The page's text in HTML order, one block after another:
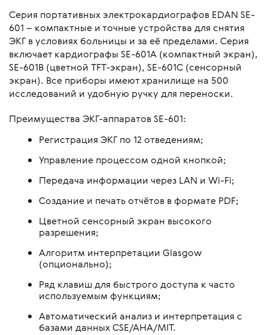
Серия портативных электрокардиографов EDAN SE-
601 – компактные и точные устройства для снятия
ЭКГ в условиях больницы и за её пределами. Серия
включает кардиографы SE-601A (компактный экран),
SE-601B (цветной TFT-экран), SE-601C (сенсорный
экран). Все приборы имеют хранилище на 500
исследований и удобную ручку для переноски.
Преимущества ЭКГ-аппаратов SE-601:
Регистрация ЭКГ по 12 отведениям;
Управление процессом одной кнопкой;
Передача информации через LAN и Wi-Fi;
Создание и печать отчётов в формате PDF;
Цветной сенсорный экран высокого
разрешения;
Алгоритм интерпретации Glasgow
(опционально);
Ряд клавиш для быстрого доступа к часто
используемым функциям;
Автоматический анализ и интерпретация с
базами данных CSE/AHA/MIT.